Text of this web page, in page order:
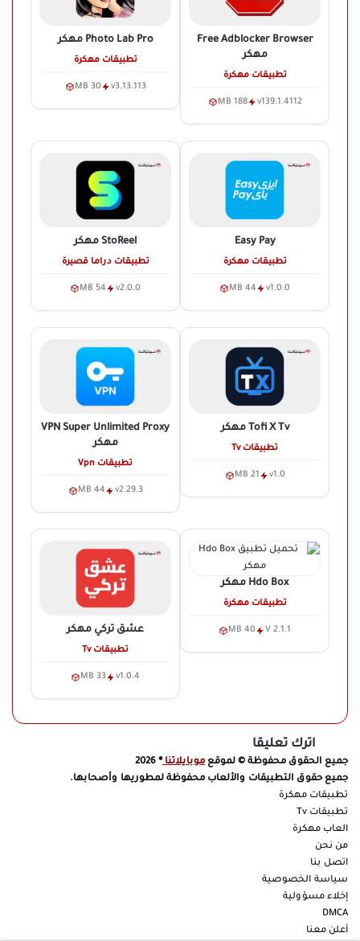
Photo Lab Pro مهكر
تطبيقات مهكرة
v3.13.113
30 MB
Free Adblocker Browser
مهكر
تطبيقات مهكرة
v139.1.4112
188 MB
StoReel مهكر
تطبيقات دراما قصيرة
v2.0.0
54 MB
Easy Pay
تطبيقات مهكرة
v1.0.0
44 MB
VPN Super Unlimited Proxy
مهكر
تطبيقات Vpn
v2.29.3
44 MB
Tofi X Tv مهكر
تطبيقات Tv
v1.0
21 MB
عشق تركي مهكر
تطبيقات Tv
v1.0.4
33 MB
Hdo Box مهكر
تطبيقات مهكرة
V 2.1.1
40 MB
اترك تعليقا
جميع الحقوق محفوظة © لموقع موبايلاتنا® 2026
جميع حقوق التطبيقات والألعاب محفوظة لمطوريها وأصحابها.
تطبيقات مهكرة
تطبيقات Tv
العاب مهكرة
من نحن
اتصل بنا
سياسة الخصوصية
إخلاء مسؤولية
DMCA
أعلن معنا